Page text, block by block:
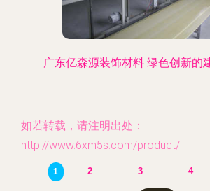
广东亿森源装饰材料 绿色创新的
如若转载，请注明出处：
http://www.6xm5s.com/product/
1 2 3 4